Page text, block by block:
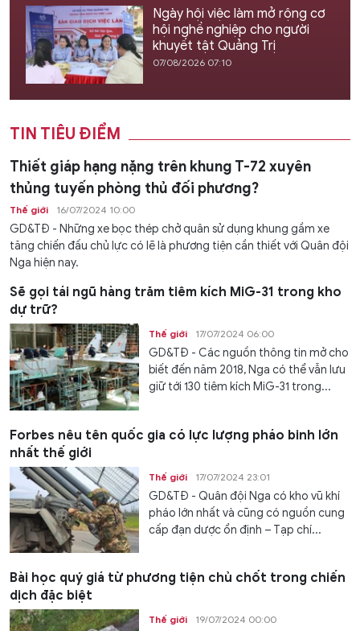
Ngày hội việc làm mở rộng cơ
hội nghề nghiệp cho người
khuyết tật Quảng Trị
07/08/2026 07:10
TIN TIÊU ĐIỂM
Thiết giáp hạng nặng trên khung T-72 xuyên
thủng tuyến phòng thủ đối phương?
Thế giới 16/07/2024 10:00
GD&TĐ - Những xe bọc thép chở quân sử dụng khung gầm xe
tăng chiến đấu chủ lực có lẽ là phương tiện cần thiết với Quân đội
Nga hiện nay.
Sẽ gọi tái ngũ hàng trăm tiêm kích MiG-31 trong kho
dự trữ?
Thế giới 17/07/2024 06:00
GD&TĐ - Các nguồn thông tin mở cho
biết đến năm 2018, Nga có thể vẫn lưu
giữ tới 130 tiêm kích MiG-31 trong...
Forbes nêu tên quốc gia có lực lượng pháo binh lớn
nhất thế giới
Thế giới 17/07/2024 23:01
GD&TĐ - Quân đội Nga có kho vũ khí
pháo lớn nhất và cũng có nguồn cung
cấp đạn dược ổn định – Tạp chí...
Bài học quý giá từ phương tiện chủ chốt trong chiến
dịch đặc biệt
Thế giới 19/07/2024 00:00